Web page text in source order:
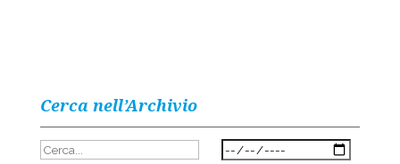
Cerca nell’Archivio